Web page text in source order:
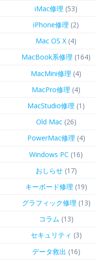
iMac修理 (53)
iPhone修理 (2)
Mac OS X (4)
MacBook系修理 (164)
MacMini修理 (4)
MacPro修理 (4)
MacStudio修理 (1)
Old Mac(26)
PowerMac修理 (4)
Windows PC (16)
おしらせ(17)
キーボード修理 (19)
グラフィック修理 (13)
コラム (13)
セキュリティ (3)
データ救出 (16)